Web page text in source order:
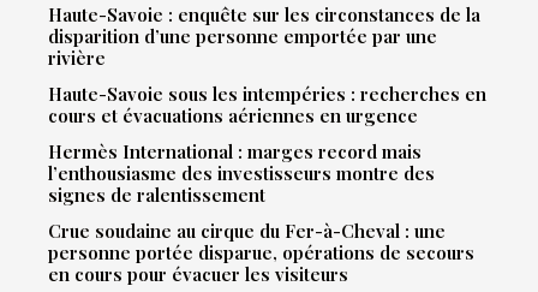
Haute-Savoie : enquête sur les circonstances de la
disparition d’une personne emportée par une
rivière
Haute-Savoie sous les intempéries : recherches en
cours et évacuations aériennes en urgence
Hermès International : marges record mais
l’enthousiasme des investisseurs montre des
signes de ralentissement
Crue soudaine au cirque du Fer-à-Cheval : une
personne portée disparue, opérations de secours
en cours pour évacuer les visiteurs